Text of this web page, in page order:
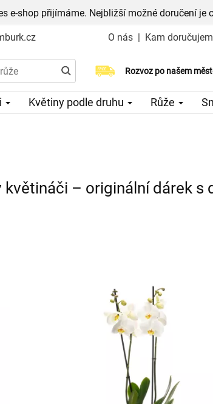
e-shop přijímáme. Nejbližší možné doručení je
O nás | Kam
Rozvoz po našem
Možný výběr času a
Květiny podle druhu Růže
– originální dárek s